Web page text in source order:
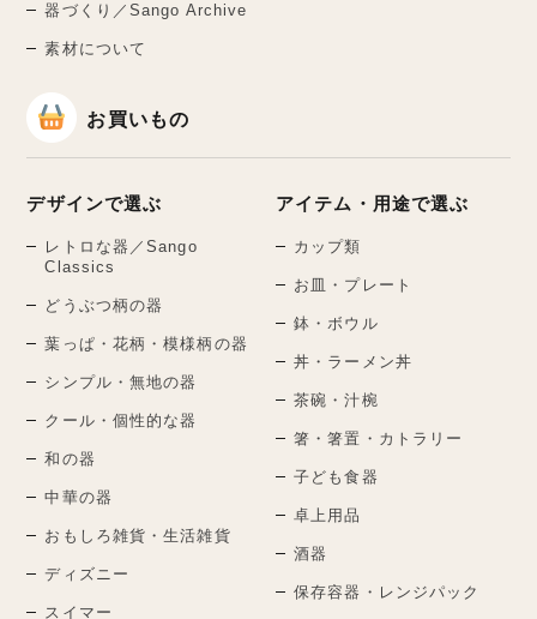
器づくり／Sango Archive
素材について
お買いもの
デザインで選ぶ
レトロな器／Sango
Classics
どうぶつ柄の器
葉っぱ・花柄・模様柄の器
シンプル・無地の器
クール・個性的な器
和の器
中華の器
おもしろ雑貨・生活雑貨
ディズニー
スイマー
アイテム・用途で選ぶ
カップ類
お皿・プレート
鉢・ボウル
丼・ラーメン丼
茶碗・汁椀
箸・箸置・カトラリー
子ども食器
卓上用品
酒器
保存容器・レンジパック